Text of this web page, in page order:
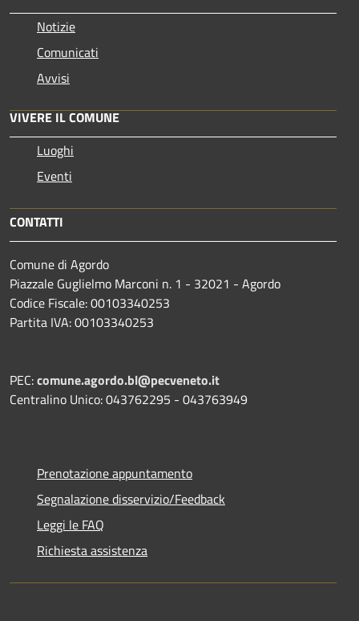
Notizie
Comunicati
Avvisi
VIVERE IL COMUNE
Luoghi
Eventi
CONTATTI
Comune di Agordo
Piazzale Guglielmo Marconi n. 1 - 32021 - Agordo
Codice Fiscale: 00103340253
Partita IVA: 00103340253
PEC:comune.agordo.bl@pecveneto.it
Centralino Unico: 043762295 - 043763949
Prenotazione appuntamento
Segnalazione disservizio/Feedback
Leggi le FAQ
Richiesta assistenza